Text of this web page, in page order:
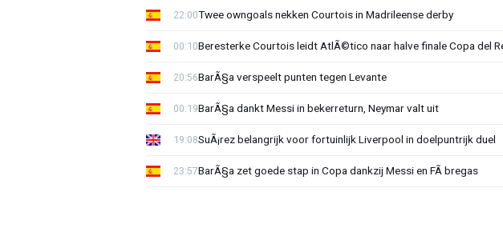
Twee owngoals nekken Courtois in Madrileense derby
22:00
Beresterke Courtois leidt AtlÃ©tico naar halve finale Copa del
00:10
BarÃ§a verspeelt punten tegen Levante
20:56
BarÃ§a dankt Messi in bekerreturn, Neymar valt uit
00:19
SuÃ¡rez belangrijk voor fortuinlijk Liverpool in doelpuntrijk duel
19:08
BarÃ§a zet goede stap in Copa dankzij Messi en FÃ bregas
23:57